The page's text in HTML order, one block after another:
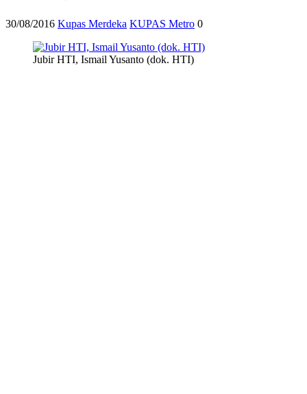
30/08/2016 Kupas Merdeka KUPAS Metro 0
Jubir HTI, Ismail Yusanto (dok. HTI)